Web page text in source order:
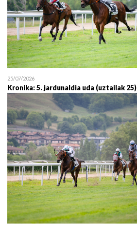
25/07/2026
Kronika: 5. jardunaldia uda (uztailak 25)